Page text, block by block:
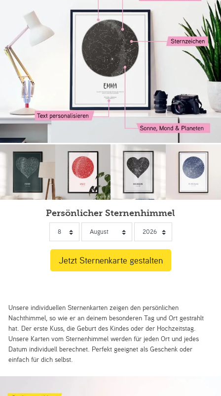
Persönlicher Sternenhimmel
Unsere individuellen Sternenkarten zeigen den persönlichen
Nachthimmel, so wie er an deinem besonderen Tag und Ort gestrahlt
hat. Der erste Kuss, die Geburt des Kindes oder der Hochzeitstag.
Unsere Karten vom Sternenhimmel werden für jeden Ort und jedes
Datum individuell berechnet. Perfekt geeignet als Geschenk oder
einfach für dich selbst.